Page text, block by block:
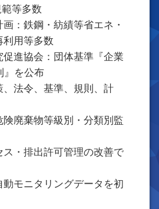
等多数
：鉄鋼・紡績等省エネ・
利用等多数
進協会：団体基準『企業
』を公布
、法令、基準、規則、計
廃棄物等級別・分類別監
・排出許可管理の改善で
モニタリングデータを初